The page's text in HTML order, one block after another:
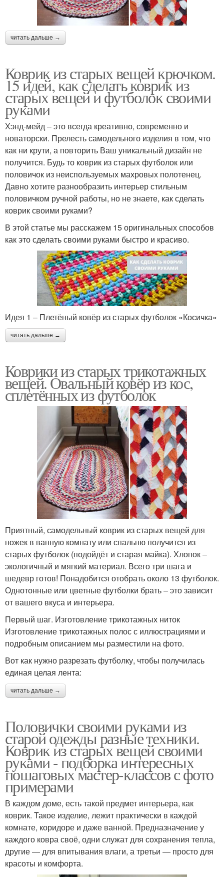
читать дальше →
Коврик из старых вещей крючком.
15 идей, как сделать коврик из
старых вещей и футболок своими
руками
Хэнд-мейд – это всегда креативно, современно и
новаторски. Прелесть самодельного изделия в том, что
как ни крути, а повторить Ваш уникальный дизайн не
получится. Будь то коврик из старых футболок или
половичок из неиспользуемых махровых полотенец.
Давно хотите разнообразить интерьер стильным
половичком ручной работы, но не знаете, как сделать
коврик своими руками?
В этой статье мы расскажем 15 оригинальных способов
как это сделать своими руками быстро и красиво.
Идея 1 – Плетёный ковёр из старых футболок «Косичка»
читать дальше →
Коврики из старых трикотажных
вещей. Овальный ковёр из кос,
сплетённых из футболок
Приятный, самодельный коврик из старых вещей для
ножек в ванную комнату или спальню получится из
старых футболок (подойдёт и старая майка). Хлопок –
экологичный и мягкий материал. Всего три шага и
шедевр готов! Понадобится отобрать около 13 футболок.
Однотонные или цветные футболки брать – это зависит
от вашего вкуса и интерьера.
Первый шаг. Изготовление трикотажных ниток
Изготовление трикотажных полос с иллюстрациями и
подробным описанием мы разместили на фото.
Вот как нужно разрезать футболку, чтобы получилась
единая целая лента:
читать дальше →
Половички своими руками из
старой одежды разные техники.
Коврик из старых вещей своими
руками - подборка интересных
пошаговых мастер-классов с фото
примерами
В каждом доме, есть такой предмет интерьера, как
коврик. Такое изделие, лежит практически в каждой
комнате, коридоре и даже ванной. Предназначение у
каждого ковра своё, одни служат для сохранения тепла,
другие — для впитывания влаги, а третьи — просто для
красоты и комфорта.